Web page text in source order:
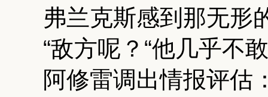
弗兰克斯感到那无形
“敌方呢？“他几乎不
阿修雷调出情报评估